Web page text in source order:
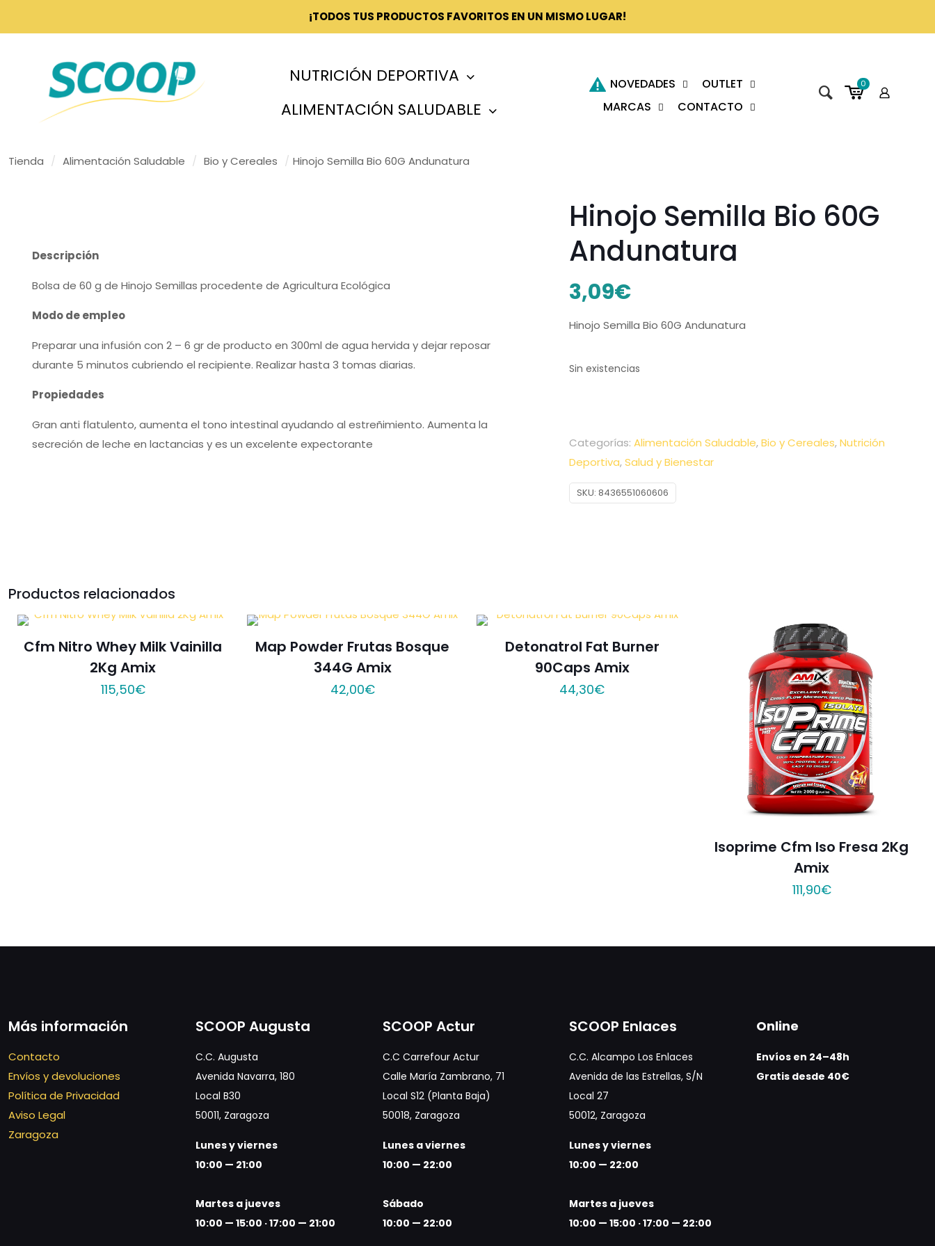
¡TODOS TUS PRODUCTOS FAVORITOS EN UN MISMO LUGAR!
NUTRICIÓN DEPORTIVA
ALIMENTACIÓN SALUDABLE
NOVEDADES
OUTLET
MARCAS
CONTACTO
0
Tienda / Alimentación Saludable / Bio y Cereales / Hinojo Semilla Bio 60G Andunatura
Descripción
Bolsa de 60 g de Hinojo Semillas procedente de Agricultura Ecológica
Modo de empleo
Preparar una infusión con 2 – 6 gr de producto en 300ml de agua hervida y dejar reposar
durante 5 minutos cubriendo el recipiente. Realizar hasta 3 tomas diarias.
Propiedades
Gran anti flatulento, aumenta el tono intestinal ayudando al estreñimiento. Aumenta la
secreción de leche en lactancias y es un excelente expectorante
Hinojo Semilla Bio 60G
Andunatura
3,09€
Hinojo Semilla Bio 60G Andunatura
Sin existencias
Categorías:Alimentación Saludable,Bio y Cereales,Nutrición
Deportiva,Salud y Bienestar
SKU:8436551060606
Productos relacionados
Cfm Nitro Whey Milk Vainilla
2Kg Amix
115,50€
Map Powder Frutas Bosque
344G Amix
42,00€
Detonatrol Fat Burner
90Caps Amix
44,30€
Isoprime Cfm Iso Fresa 2Kg
Amix
111,90€
Más información
Contacto
Envíos y devoluciones
Política de Privacidad
Aviso Legal
Zaragoza
SCOOP Augusta
C.C. Augusta
Avenida Navarra, 180
Local B30
50011, Zaragoza
Lunes y viernes
10:00 — 21:00
Martes a jueves
10:00 — 15:00 ·17:00 — 21:00
SCOOP Actur
C.C Carrefour Actur
Calle María Zambrano, 71
Local S12 (Planta Baja)
50018, Zaragoza
Lunes a viernes
10:00 — 22:00
Sábado
10:00 — 22:00
SCOOP Enlaces
C.C. Alcampo Los Enlaces
Avenida de las Estrellas, S/N
Local 27
50012, Zaragoza
Lunes y viernes
10:00 — 22:00
Martes a jueves
10:00 — 15:00 ·17:00 — 22:00
Online
Envíos en 24–48h
Gratis desde 40€